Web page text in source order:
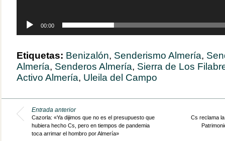
00:00
Etiquetas: Benizalón, Senderismo Almería,
Almería, Senderos Almería, Sierra de Los
Activo Almería, Uleila del Campo
Entrada anterior
Cazorla: «Ya dijimos que no es el presupuesto que
hubiera hecho Cs, pero en tiempos de pandemia
toca arrimar el hombro por Almería»
Cs reclama